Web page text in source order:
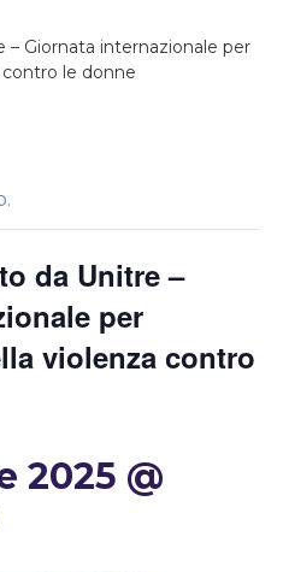
Giornata internazionale per
contro le donne
da Unitre –
per
violenza contro
2025 @